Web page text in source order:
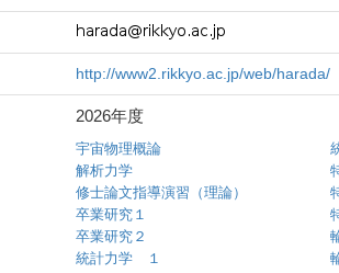
http://www2.rikkyo.ac.jp/web/harada/
2026年度
宇宙物理概論
解析力学
修士論文指導演習（理論）
卒業研究１
卒業研究２
統計力学 １